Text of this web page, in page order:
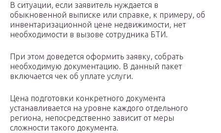
В ситуации, если заявитель нуждается в
обыкновенной выписке или справке, к примеру, об
инвентаризационной цене недвижимости, нет
необходимости в вызове сотрудника БТИ.
При этом доведется оформить заявку, собрать
необходимую документацию. В данный пакет
включается чек об уплате услуги.
Цена подготовки конкретного документа
устанавливается на уровне каждого отдельного
региона, непосредственно зависит от меры
сложности такого документа.